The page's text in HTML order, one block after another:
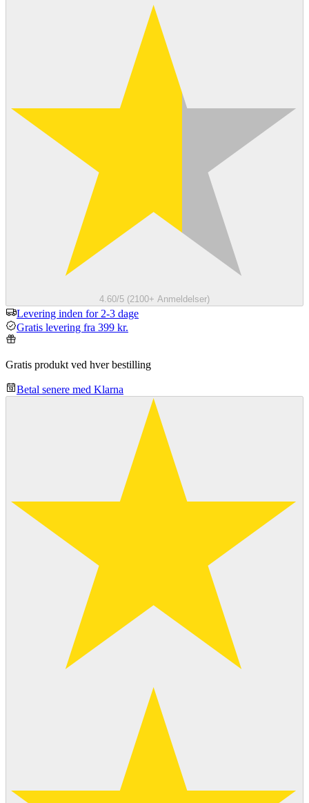
4.60/5 (2100+ Anmeldelser)
Levering inden for 2-3 dage
Gratis levering fra 399 kr.
Gratis produkt ved hver bestilling
Betal senere med Klarna